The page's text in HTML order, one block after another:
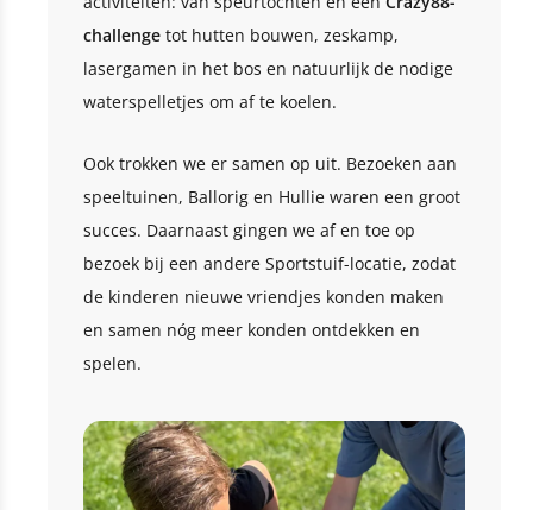
challenge tot hutten bouwen, zeskamp,
lasergamen in het bos en natuurlijk de nodige
waterspelletjes om af te koelen.
Ook trokken we er samen op uit. Bezoeken aan
speeltuinen, Ballorig en Hullie waren een groot
succes. Daarnaast gingen we af en toe op
bezoek bij een andere Sportstuif-locatie, zodat
de kinderen nieuwe vriendjes konden maken
en samen nóg meer konden ontdekken en
spelen.